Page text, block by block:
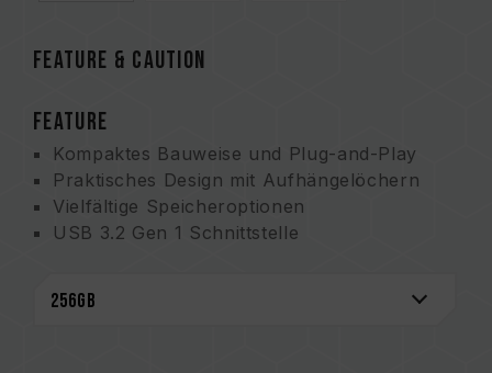
FEATURE & CAUTION
FEATURE
Kompaktes Bauweise und Plug-and-Play
Praktisches Design mit Aufhängelöchern
Vielfältige Speicheroptionen
USB 3.2 Gen 1 Schnittstelle